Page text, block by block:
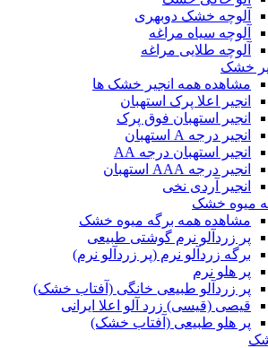
آلوچه خشک دوبهری
آلوچه سیاه مراغه
آلوچه طلایی مراغه
خشک
مشاهده همه انجیر خشک ها
انجیر اعلا پرک استهبان
انجیر استهبان فوق پرک
انجیر درجه A استهبان
انجیر استهبان درجه AA
انجیر درجه AAA استهبان
انجیر آردی نخی
میوه خشک
مشاهده همه برگه میوه خشک
پر زردآلو نرم گوشتی طبیعی
برگه زردآلو نرم (پر زردآلو نرم)
پر هلو نرم
پر زردآلو طبیعی خانگی (آفتاب خشک)
قیصی (قیسی) زرد آلو اعلا ایرانی
پر هلو طبیعی (آفتاب خشک)